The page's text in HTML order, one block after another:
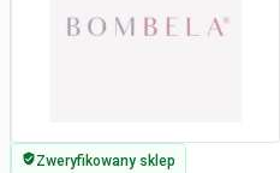
Zweryfikowany sklep